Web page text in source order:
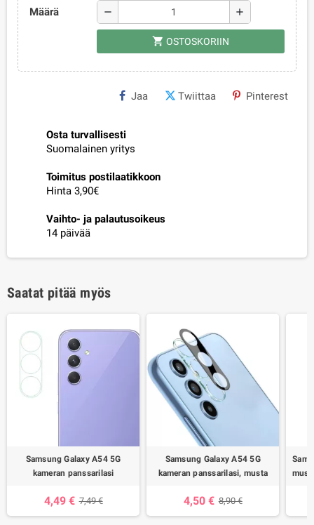
Määrä remove add
shopping_cart OSTOSKORIIN
Jaa Twiittaa Pinterest
Osta turvallisesti
Suomalainen yritys
Toimitus postilaatikkoon
Hinta 3,90€
Vaihto- ja palautusoikeus
14 päivää
Saatat pitää myös
Samsung Galaxy A54 5G
kameran panssarilasi
4,49 € 7,49 €
Samsung Galaxy A54 5G
kameran panssarilasi, musta
4,50 € 8,90 €